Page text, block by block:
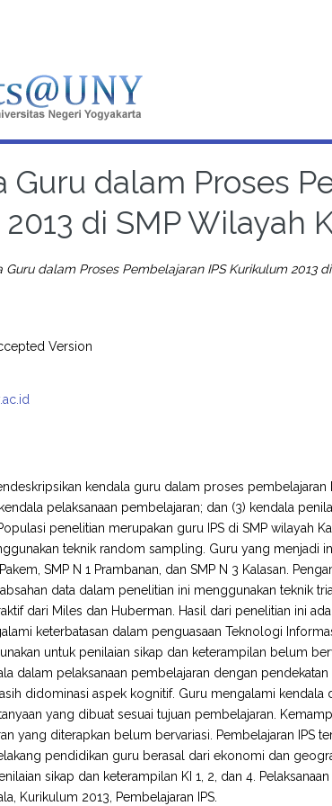
Guru dalam Proses
di SMP Wilayah
Guru dalam Proses Pembelajaran IPS Kurikulum 2013
Version
kendala guru dalam proses pembelajaran
pelaksanaan pembelajaran; dan (3) kendala
penelitian merupakan guru IPS di SMP wilayah
teknik random sampling. Guru yang menjadi
SMP N 1 Prambanan, dan SMP N 3 Kalasan.
data dalam penelitian ini menggunakan teknik
dari Miles dan Huberman. Hasil dari penelitian ini
keterbatasan dalam penguasaan Teknologi
untuk penilaian sikap dan keterampilan belum
dalam pelaksanaan pembelajaran dengan
didominasi aspek kognitif. Guru mengalami kendala
yang dibuat sesuai tujuan pembelajaran.
yang diterapkan belum bervariasi. Pembelajaran IPS
pendidikan guru berasal dari ekonomi dan
sikap dan keterampilan KI 1, 2, dan 4.
Kurikulum 2013, Pembelajaran IPS.